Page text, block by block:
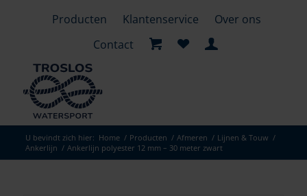
Producten Klantenservice
Over ons
Contact
U bevindt zich hier: Home / Producten / Afmeren / Lijnen & Touw /
Ankerlijn / Ankerlijn polyester 12 mm – 30 meter zwart